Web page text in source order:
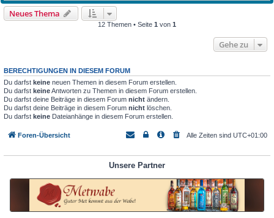
Neues Thema
12 Themen • Seite 1 von 1
Gehe zu
BERECHTIGUNGEN IN DIESEM FORUM
Du darfst keine neuen Themen in diesem Forum erstellen.
Du darfst keineAntworten zu Themen in diesem Forum erstellen.
Du darfst deine Beiträge in diesem Forum nicht ändern.
Du darfst deine Beiträge in diesem Forum nicht löschen.
Du darfst keine Dateianhänge in diesem Forum erstellen.
Foren-Übersicht Alle Zeiten sind UTC+01:00
Unsere Partner